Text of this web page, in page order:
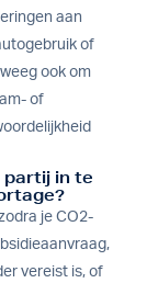
aan
of
ook om
of
partij in te
je CO2-
vereist is, of